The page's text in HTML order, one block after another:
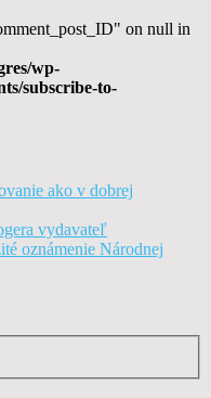
on null in
wp-
subscribe-to-
ako v dobrej
vydavateľ
oznámenie Národnej